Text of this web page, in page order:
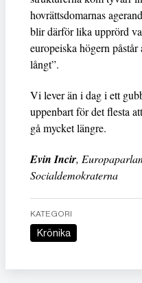
hovrättsdomarnas
blir därför lika upprörd
europeiska högern
långt”.
Vi lever än i dag i ett
uppenbart för det flesta
gå mycket längre.
Evin Incir,
Socialdemokraterna
KATEGORI
Krönika